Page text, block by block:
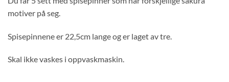
motiver på seg.
Spisepinnene er 22,5cm lange og er laget av tre.
Skal ikke vaskes i oppvaskmaskin.